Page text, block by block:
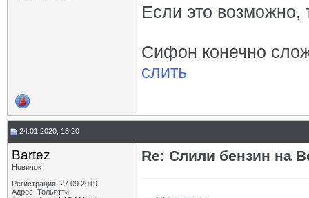
Если это возможно,
Сифон конечно
слить
24.01.2020, 15:20
Bartez
Новичок
Регистрация: 27.09.2019
Адрес: Тольятти
Re: Слили бензин на